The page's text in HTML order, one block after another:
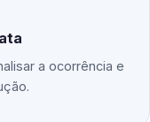
a ocorrência e